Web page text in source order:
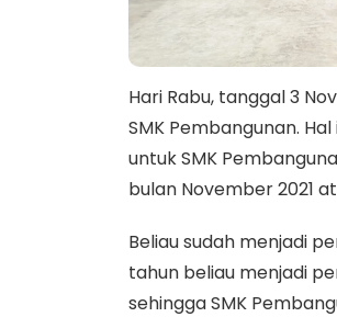
Hari Rabu, tanggal 3
SMK Pembangunan.
untuk SMK
bulan November 2021
Beliau sudah menjadi
tahun beliau menjadi
sehingga SMK